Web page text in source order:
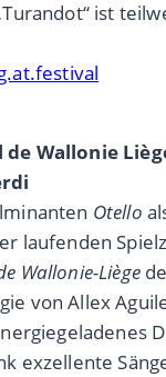
ist
de Wallonie
Otello
laufenden
Wallonie-Liège
von Allex
exzellente